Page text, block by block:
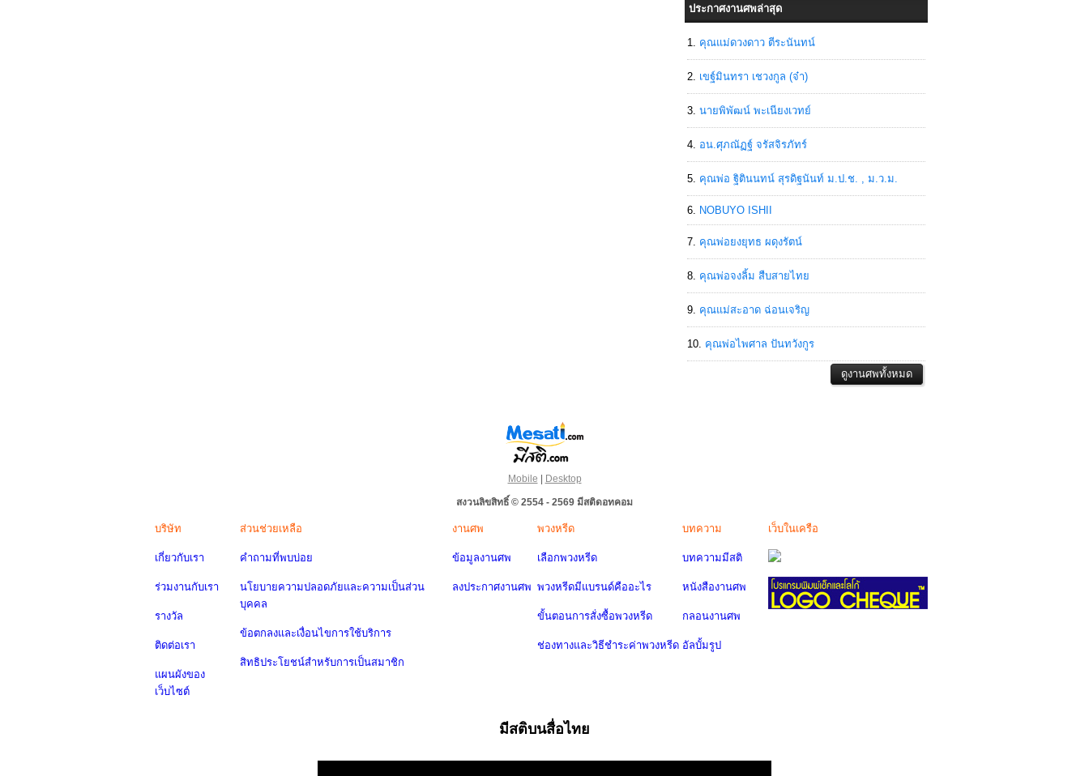
ประกาศงานศพล่าสุด
คุณแม่ดวงดาว ตีระนันทน์
เขฐ์มินทรา เชวงกูล (จ๋า)
นายพิพัฒน์ พะเนียงเวทย์
อน.ศุภณัฏฐ์ จรัสจิรภัทร์
คุณพ่อ ฐิตินนทน์ สุรดิฐนันท์ ม.ป.ช. , ม.ว.ม.
NOBUYO ISHII
คุณพ่อยงยุทธ ผดุงรัตน์
คุณพ่อจงลิ้ม สืบสายไทย
คุณแม่สะอาด ฉ่อนเจริญ
คุณพ่อไพศาล ปันทวังกูร
Mobile | Desktop
สงวนลิขสิทธิ์ © 2554 - 2569 มีสติดอทคอม
บริษัท
เกี่ยวกับเรา
ร่วมงานกับเรา
รางวัล
ติดต่อเรา
แผนผังของ
เว็บไซต์
ส่วนช่วยเหลือ
คำถามที่พบบ่อย
นโยบายความปลอดภัยและความเป็นส่วน
บุคคล
ข้อตกลงและเงื่อนไขการใช้บริการ
สิทธิประโยชน์สำหรับการเป็นสมาชิก
งานศพ
ข้อมูลงานศพ
ลงประกาศงานศพ
พวงหรีด
เลือกพวงหรีด
พวงหรีดมีแบรนด์คืออะไร
ขั้นตอนการสั่งซื้อพวงหรีด
ช่องทางและวิธีชำระค่าพวงหรีด
บทความ
บทความมีสติ
หนังสืองานศพ
กลอนงานศพ
อัลบั้มรูป
เว็บในเครือ
มีสติบนสื่อไทย